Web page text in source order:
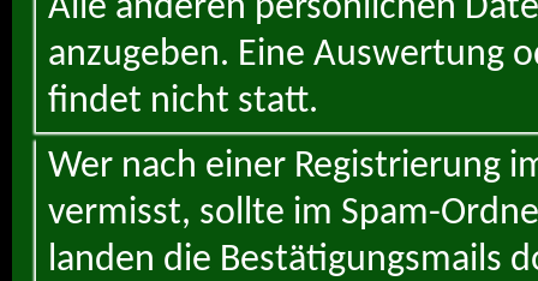
Alle anderen persönlichen
anzugeben. Eine Auswertung
findet nicht statt.
Wer nach einer Registrierung
vermisst, sollte im Spam-
landen die Bestätigungsmails